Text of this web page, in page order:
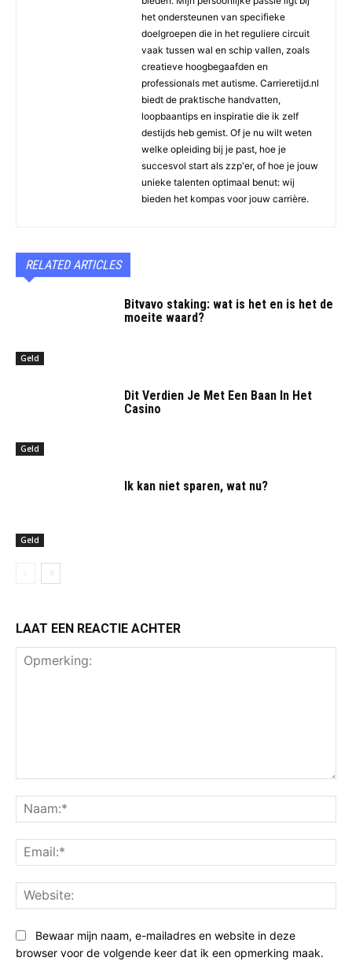
het ondersteunen van specifieke
doelgroepen die in het reguliere circuit
vaak tussen wal en schip vallen, zoals
creatieve hoogbegaafden en
professionals met autisme. Carrieretijd.nl
biedt de praktische handvatten,
loopbaantips en inspiratie die ik zelf
destijds heb gemist. Of je nu wilt weten
welke opleiding bij je past, hoe je
succesvol start als zzp'er, of hoe je jouw
unieke talenten optimaal benut: wij
bieden het kompas voor jouw carrière.
RELATED ARTICLES
Geld
Bitvavo staking: wat is het en is het de
moeite waard?
Geld
Dit Verdien Je Met Een Baan In Het
Casino
Geld
Ik kan niet sparen, wat nu?
LAAT EEN REACTIE ACHTER
Bewaar mijn naam, e-mailadres en website in deze
browser voor de volgende keer dat ik een opmerking maak.